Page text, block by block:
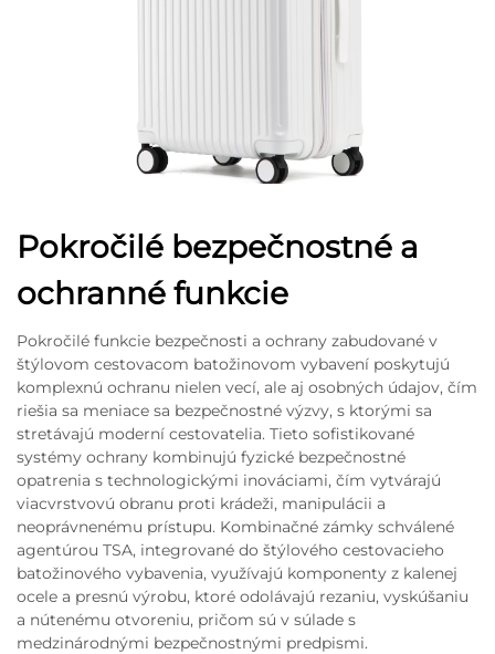
Pokročilé bezpečnostné a
ochranné funkcie
Pokročilé funkcie bezpečnosti a ochrany zabudované v
štýlovom cestovacom batožinovom vybavení poskytujú
komplexnú ochranu nielen vecí, ale aj osobných údajov, čím
riešia sa meniace sa bezpečnostné výzvy, s ktorými sa
stretávajú moderní cestovatelia. Tieto sofistikované
systémy ochrany kombinujú fyzické bezpečnostné
opatrenia s technologickými inováciami, čím vytvárajú
viacvrstvovú obranu proti krádeži, manipulácii a
neoprávnenému prístupu. Kombinačné zámky schválené
agentúrou TSA, integrované do štýlového cestovacieho
batožinového vybavenia, využívajú komponenty z kalenej
ocele a presnú výrobu, ktoré odolávajú rezaniu, vyskúšaniu
a nútenému otvoreniu, pričom sú v súlade s
medzinárodnými bezpečnostnými predpismi.